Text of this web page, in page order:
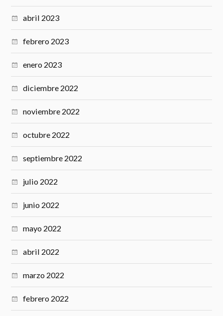
abril 2023
febrero 2023
enero 2023
diciembre 2022
noviembre 2022
octubre 2022
septiembre 2022
julio 2022
junio 2022
mayo 2022
abril 2022
marzo 2022
febrero 2022